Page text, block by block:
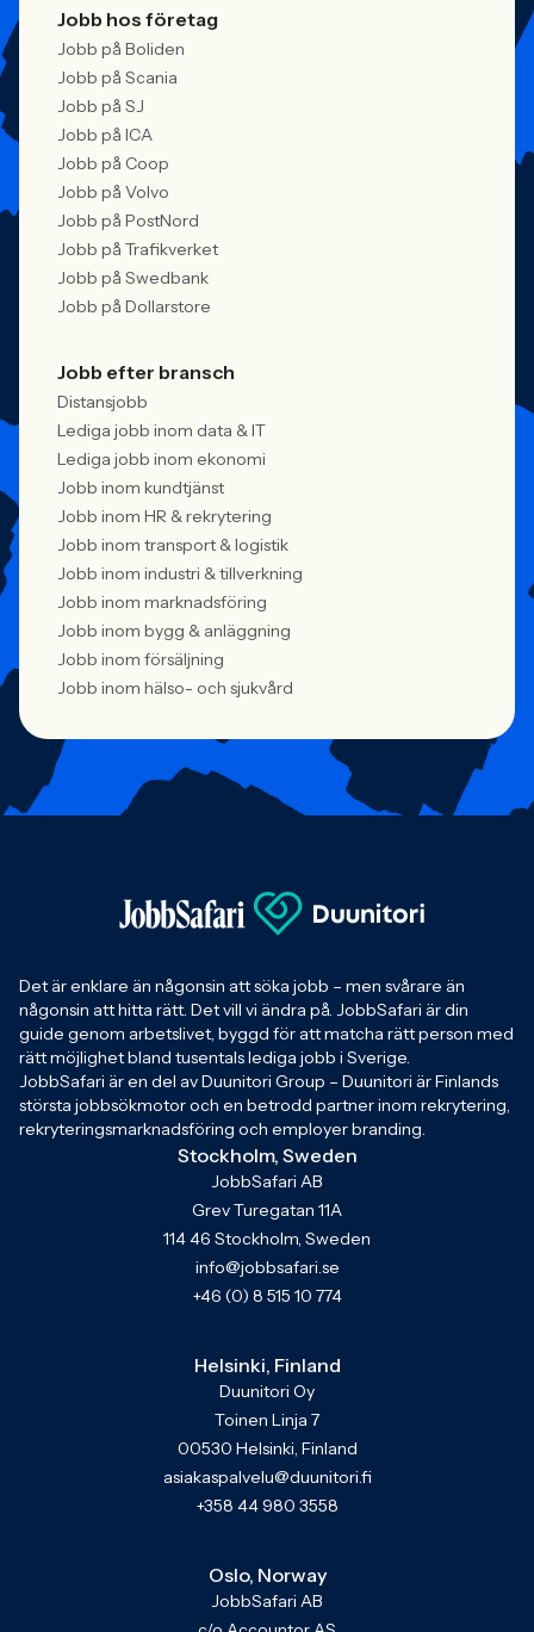
Jobb hos företag
Jobb på Boliden
Jobb på Scania
Jobb på SJ
Jobb på ICA
Jobb på Coop
Jobb på Volvo
Jobb på PostNord
Jobb på Trafikverket
Jobb på Swedbank
Jobb på Dollarstore
Jobb efter bransch
Distansjobb
Lediga jobb inom data & IT
Lediga jobb inom ekonomi
Jobb inom kundtjänst
Jobb inom HR & rekrytering
Jobb inom transport & logistik
Jobb inom industri & tillverkning
Jobb inom marknadsföring
Jobb inom bygg & anläggning
Jobb inom försäljning
Jobb inom hälso- och sjukvård
Det är enklare än någonsin att söka jobb – men svårare än
någonsin att hitta rätt. Det vill vi ändra på. JobbSafari är din
guide genom arbetslivet, byggd för att matcha rätt person med
rätt möjlighet bland tusentals lediga jobb i Sverige.
JobbSafari är en del av Duunitori Group – Duunitori är Finlands
största jobbsökmotor och en betrodd partner inom rekrytering,
rekryteringsmarknadsföring och employer branding.
Stockholm, Sweden
JobbSafari AB
Grev Turegatan 11A
114 46 Stockholm, Sweden
info@jobbsafari.se
+46 (0) 8 515 10 774
Helsinki, Finland
Duunitori Oy
Toinen Linja 7
00530 Helsinki, Finland
asiakaspalvelu@duunitori.fi
+358 44 980 3558
Oslo, Norway
JobbSafari AB